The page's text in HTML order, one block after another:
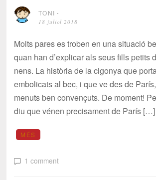
TONI ⋅
18 juliol 2018
Molts pares es troben en una situació
quan han d’explicar als seus fills petits
nens. La història de la cigonya que
embolicats al bec, i que ve des de
menuts ben convençuts. De moment!
diu que vénen precisament de París […]
MÉS
1 comment